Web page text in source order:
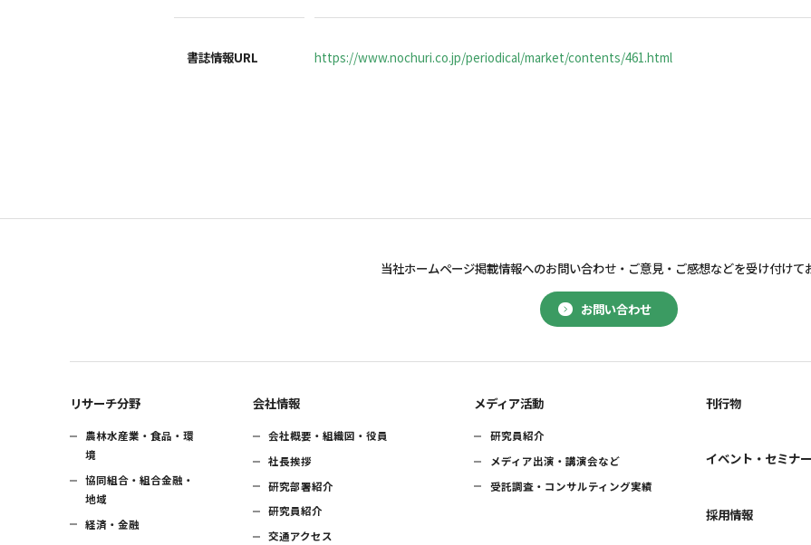
書誌情報URL https://www.nochuri.co.jp/periodical/market/contents/461.html
お問い合わせ
当社ホームページ掲載情報へのお問い合わせ・ ご意見・ご感想などを受け付けて
リサーチ分野
農林水産業・食品・環
境
協同組合・組合金融・
地域
経済・金融
会社情報
会社概要・組織図・役員
社長挨拶
研究部署紹介
研究員紹介
交通アクセス
メディア活動
研究員紹介
メディア出演・講演会など
受託調査・コンサルティング実績
刊行物
イベント・セミナー
採用情報